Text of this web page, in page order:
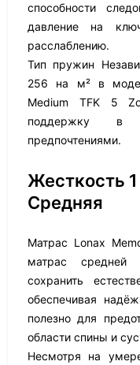
способности
давление на
расслаблению.
Тип пружин
256 на м² в
Medium TFK 5
поддержку в
предпочтениями.
Жесткость
Средняя
Матрас Lonax
матрас средней
сохранить
обеспечивая
полезно для
области спины и
Несмотря на